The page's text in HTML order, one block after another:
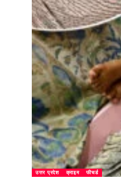
उत्तर प्रदेश क्राइम फीचर्ड